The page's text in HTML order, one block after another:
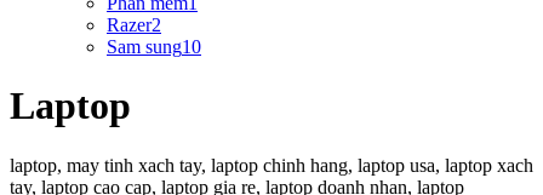
Razer2
Sam sung10
Laptop
laptop, may tinh xach tay, laptop chinh hang, laptop usa, laptop xach
tay, laptop cao cap, laptop gia re, laptop doanh nhan, laptop